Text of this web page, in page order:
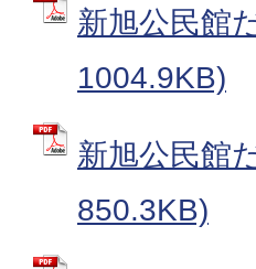
新旭公民館
1004.9KB)
新旭公民館
850.3KB)